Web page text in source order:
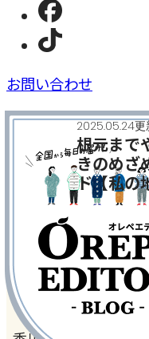
お問い合わせ
2025.05.24更
根元まで
きのめざ
ド【私の
今月のテーマ
#お取り寄せ#全国お